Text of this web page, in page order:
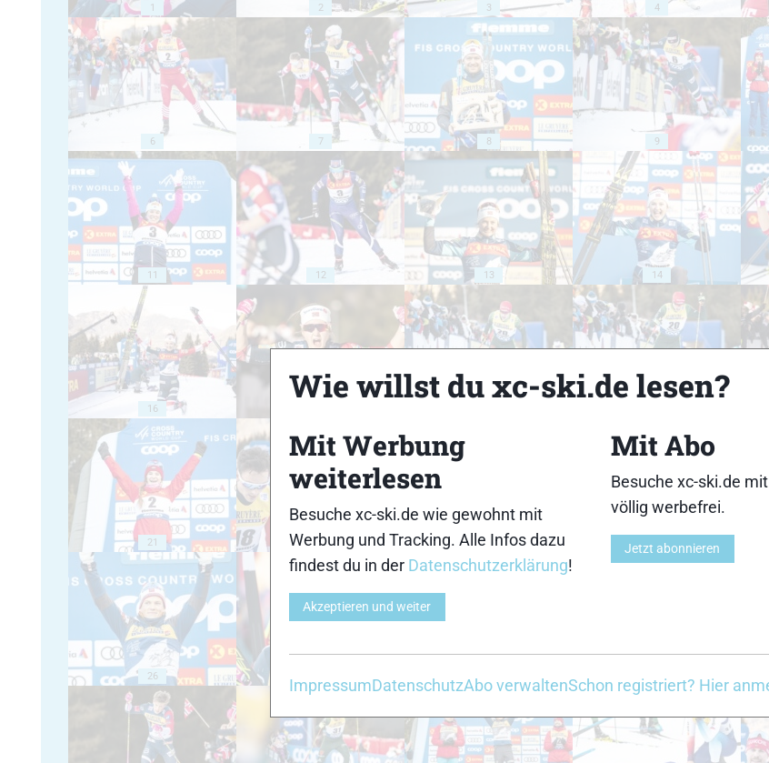
1 2 3 4
6 7 8 9
11 12 13 14
16
21 22 23 24
26
Wie willst du xc-ski.de lesen?
Mit Werbung
weiterlesen
Besuche xc-ski.de wie gewohnt mit
Werbung und Tracking. Alle Infos dazu
findest du in der Datenschutzerklärung!
Akzeptieren und weiter
Mit Abo
Besuche xc-ski.de
völlig werbefrei.
Jetzt abonnieren
ImpressumDatenschutzAbo verwaltenSchon registriert? Hier